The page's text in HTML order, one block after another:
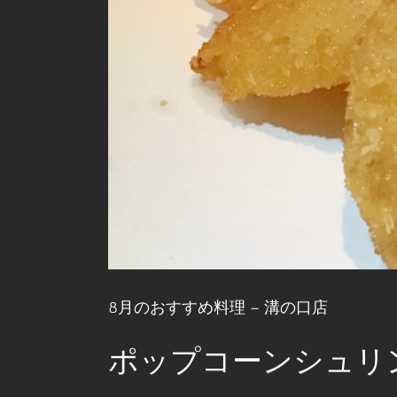
8月のおすすめ料理 – 溝の口店
ポップコーンシュリ